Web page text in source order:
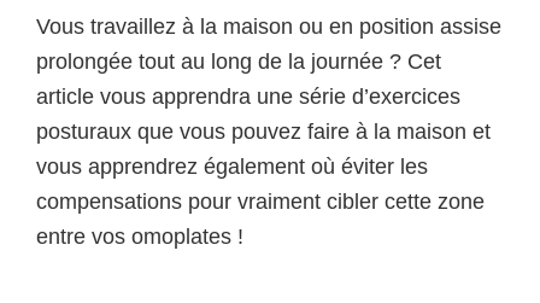
Vous travaillez à la maison ou en position assise
prolongée tout au long de la journée ? Cet
article vous apprendra une série d’exercices
posturaux que vous pouvez faire à la maison et
vous apprendrez également où éviter les
compensations pour vraiment cibler cette zone
entre vos omoplates !